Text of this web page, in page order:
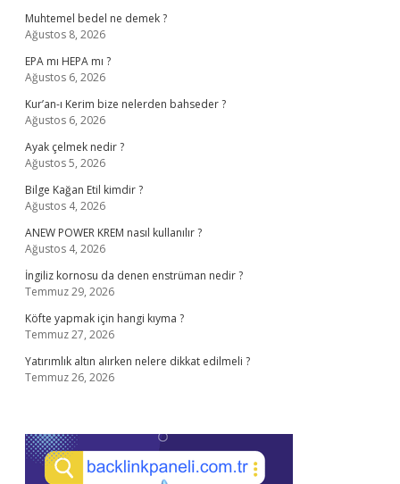
Muhtemel bedel ne demek ?
Ağustos 8, 2026
EPA mı HEPA mı ?
Ağustos 6, 2026
Kur’an-ı Kerim bize nelerden bahseder ?
Ağustos 6, 2026
Ayak çelmek nedir ?
Ağustos 5, 2026
Bilge Kağan Etil kimdir ?
Ağustos 4, 2026
ANEW POWER KREM nasıl kullanılır ?
Ağustos 4, 2026
İngiliz kornosu da denen enstrüman nedir ?
Temmuz 29, 2026
Köfte yapmak için hangi kıyma ?
Temmuz 27, 2026
Yatırımlık altın alırken nelere dikkat edilmeli ?
Temmuz 26, 2026